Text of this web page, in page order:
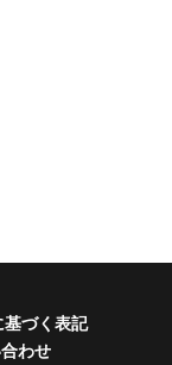
づく表記
わせ